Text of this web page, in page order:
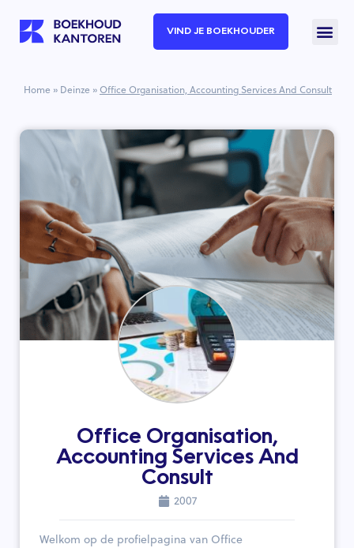
VIND JE BOEKHOUDER
Home » Deinze »Office Organisation, Accounting Services And Consult
Office Organisation,
Accounting Services And
Consult
2007
Welkom op de profielpagina van Office